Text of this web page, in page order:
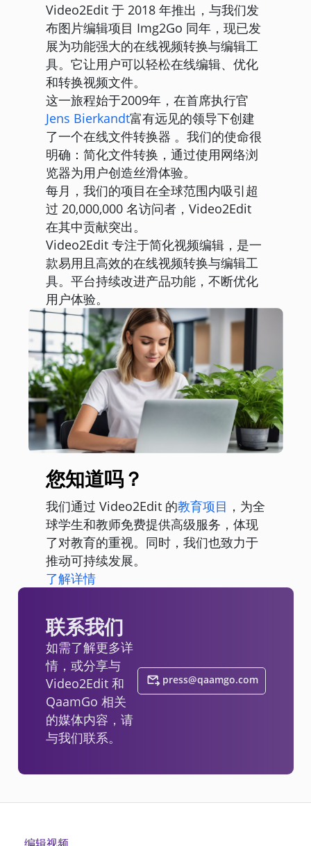
Video2Edit 于 2018 年推出，与我们发
布图片编辑项目 Img2Go 同年，现已发
展为功能强大的在线视频转换与编辑工
具。它让用户可以轻松在线编辑、优化
和转换视频文件。
这一旅程始于2009年，在首席执行官
Jens Bierkandt富有远见的领导下创建
了一个在线文件转换器 。我们的使命很
明确：简化文件转换，通过使用网络浏
览器为用户创造丝滑体验。
每月，我们的项目在全球范围内吸引超
过 20,000,000 名访问者，Video2Edit
在其中贡献突出。
Video2Edit 专注于简化视频编辑，是一
款易用且高效的在线视频转换与编辑工
具。平台持续改进产品功能，不断优化
用户体验。
您知道吗？
我们通过 Video2Edit 的教育项目 ，为全
球学生和教师免费提供高级服务，体现
了对教育的重视。同时，我们也致力于
推动可持续发展。
了解详情
联系我们
如需了解更多详
情，或分享与
Video2Edit 和
QaamGo 相关
的媒体内容，请
与我们联系。
press@qaamgo.com